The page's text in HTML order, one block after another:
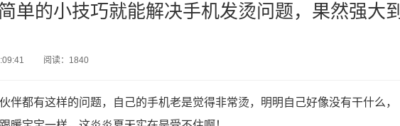
单的小技巧就能解决手机发烫问题，果然强大到
阅读：1840
伴都有这样的问题，自己的手机老是觉得非常烫，明明自己好像没有干什么，